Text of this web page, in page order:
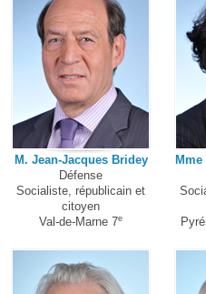
M. Jean-Jacques Bridey
Défense
Socialiste, républicain et
citoyen
Val-de-Marne 7e